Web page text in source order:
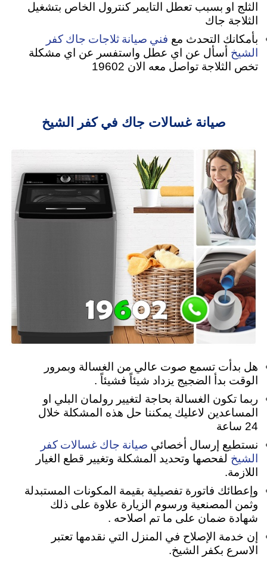
الثلج او بسبب تعطل التايمر كنترول الخاص بتشغيل
الثلاجة جاك
بأمكانك التحدث مع فني صيانة ثلاجات جاك كفر
الشيخ أسأل عن اي عطل واستفسر عن اي مشكلة
تخص الثلاجة تواصل معه الان 19602
صيانة غسالات جاك في كفر الشيخ
هل بدأت تسمع صوت عالي من الغسالة وبمرور
الوقت بدأ الضجيج يزداد شيئاً فشيئاً .
ربما تكون الغسالة بحاجة لتغيير رولمان البلي او
المساعدين لاعليك يمكننا حل هذه المشكلة خلال
24 ساعة
نستطيع إرسال أخصائي صيانة جاك غسالات كفر
الشيخ لفحصها وتحديد المشكلة وتغيير قطع الغيار
اللازمة.
وإعطائك فاتورة تفصيلية بقيمة المكونات المستبدلة
وثمن المصنعية ورسوم الزيارة علاوة على ذلك
شهادة ضمان على ما تم اصلاحه .
إن خدمة الإصلاح في المنزل التي نقدمها تعتبر
الاسرع بكفر الشيخ.